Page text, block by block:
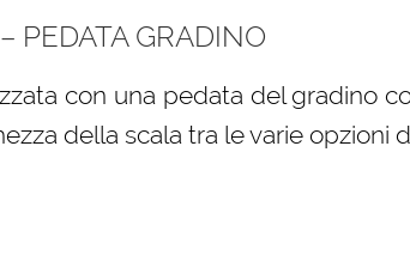
PEDATA GRADINO
con una pedata del gradino
della scala tra le varie opzioni